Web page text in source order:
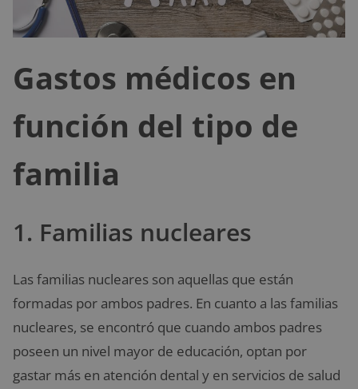
Gastos médicos en
función del tipo de
familia
1. Familias nucleares
Las familias nucleares son aquellas que están
formadas por ambos padres. En cuanto a las familias
nucleares, se encontró que cuando ambos padres
poseen un nivel mayor de educación, optan por
gastar más en atención dental y en servicios de salud